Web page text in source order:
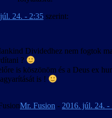
24. - 2:35 szerint:
Dividedhez nem fogtok
?
is köszönöm és a Deus ex
is !
Mr. Fusion - 2016. júl. 24. -